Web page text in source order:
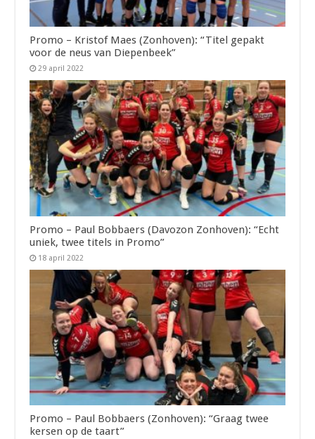
Promo – Kristof Maes (Zonhoven): “Titel gepakt
voor de neus van Diepenbeek”
29 april 2022
Promo – Paul Bobbaers (Davozon Zonhoven): “Echt
uniek, twee titels in Promo”
18 april 2022
Promo – Paul Bobbaers (Zonhoven): “Graag twee
kersen op de taart”